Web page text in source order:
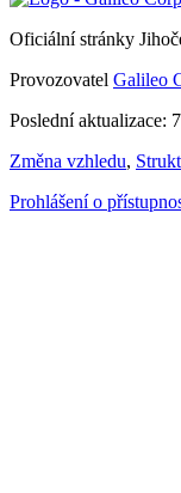
Oficiální stránky
Provozovatel Galileo
Poslední aktualizace:
Změna vzhledu,
Prohlášení o